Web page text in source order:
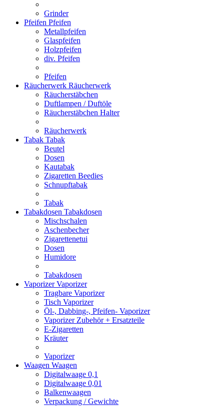
Grinder
Pfeifen Pfeifen
Metallpfeifen
Glaspfeifen
Holzpfeifen
div. Pfeifen
Pfeifen
Räucherwerk Räucherwerk
Räucherstäbchen
Duftlampen / Duftöle
Räucherstäbchen Halter
Räucherwerk
Tabak Tabak
Beutel
Dosen
Kautabak
Zigaretten Beedies
Schnupftabak
Tabak
Tabakdosen Tabakdosen
Mischschalen
Aschenbecher
Zigarettenetui
Dosen
Humidore
Tabakdosen
VaporizerVaporizer
Tragbare Vaporizer
Tisch Vaporizer
Öl-, Dabbing-, Pfeifen- Vaporizer
Vaporizer Zubehör + Ersatzteile
E-Zigaretten
Kräuter
Vaporizer
Waagen Waagen
Digitalwaage 0,1
Digitalwaage 0,01
Balkenwaagen
Verpackung / Gewichte